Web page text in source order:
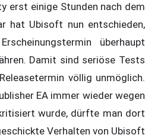
erst einige Stunden nach dem
hat Ubisoft nun entschieden,
überhaupt
Damit sind seriöse Tests
völlig unmöglich.
EA immer wieder wegen
wurde, dürfte man dort
Verhalten von Ubisoft